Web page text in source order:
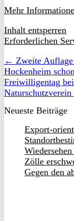
Mehr
Inhalt entsperren
Erforderlichen
← Zweite Auflage
Hockenheim
Freiwilligentag
Neueste Beiträge
Export-
Zölle
Gegen den